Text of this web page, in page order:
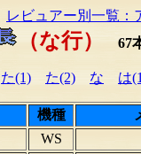
レビュアー別一覧：
（な行） 67
た(1) た(2) な は
機種
WS